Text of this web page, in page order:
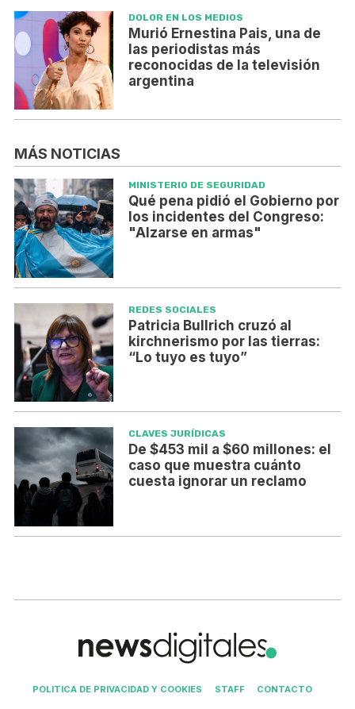
DOLOR EN LOS MEDIOS
Murió Ernestina Pais, una de
las periodistas más
reconocidas de la televisión
argentina
MÁS NOTICIAS
MINISTERIO DE SEGURIDAD
Qué pena pidió el Gobierno por
los incidentes del Congreso:
"Alzarse en armas"
REDES SOCIALES
Patricia Bullrich cruzó al
kirchnerismo por las tierras:
“Lo tuyo es tuyo”
CLAVES JURÍDICAS
De $453 mil a $60 millones: el
caso que muestra cuánto
cuesta ignorar un reclamo
POLITICA DE PRIVACIDAD Y COOKIES STAFF CONTACTO